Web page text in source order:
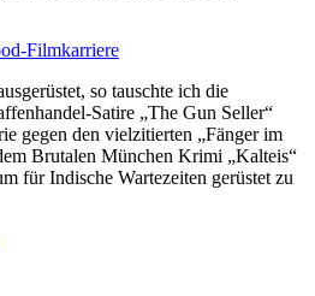
so tauschte ich die
Satire „The Gun Seller“
gegen den vielzitierten „Fänger im
Brutalen München Krimi „Kalteis“
für Indische Wartezeiten gerüstet zu